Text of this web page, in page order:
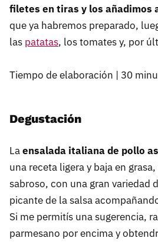
filetes en tiras y los añadimos
que ya habremos preparado,
las patatas, los tomates y, por
Tiempo de elaboración | 30
Degustación
Laensalada italiana de pollo
una receta ligera y baja en
sabroso, con una gran variedad
picante de la salsa
Si me permitís una sugerencia,
parmesano por encima y